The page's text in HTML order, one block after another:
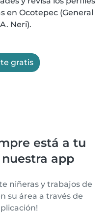
en Ocotepec (General
Neri).
gratis
está a tu
app
niñeras y trabajos de
su área a través de